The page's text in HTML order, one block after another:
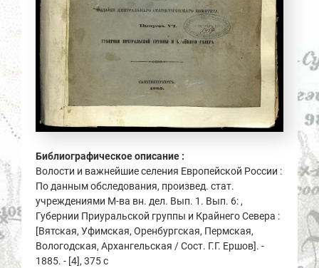
Библиографическое описание :
Волости и важнейшие селения Европейской России :
По данным обследования, произвед. стат.
учреждениями М-ва вн. дел. Вып. 1. Вып. 6: ,
Губернии Приуральской группы и Крайнего Севера :
[Вятская, Уфимская, Оренбургская, Пермская,
Вологодская, Архангельская / Сост. Г.Г. Ершов]. -
1885. - [4], 375 с